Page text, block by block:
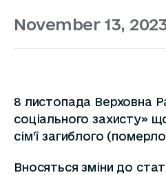
November 13,
8 листопада Верховна
соціального захисту»
сім’ї загиблого
Вносяться зміни до